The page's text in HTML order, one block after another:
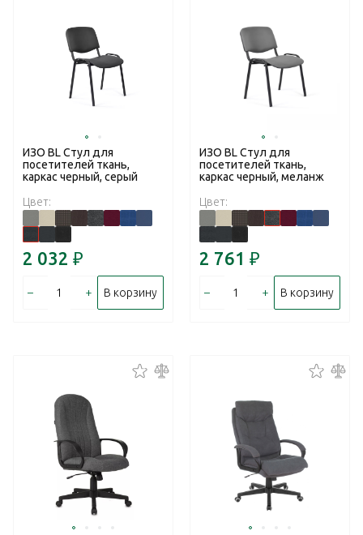
ИЗО BL Стул для
посетителей ткань,
каркас черный, серый
Цвет:
2 032 ₽
– + В корзину
ИЗО BL Стул для
посетителей ткань,
каркас черный, меланж
Цвет:
2 761 ₽
– + В корзину